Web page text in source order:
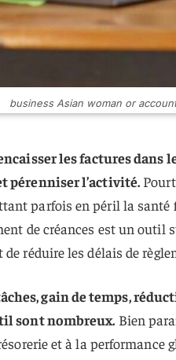
business Asian woman or
les factures dans
pérenniser l’activité.
parfois en péril la santé
de créances est un outil
de réduire les délais de
gain de temps,
sont nombreux. Bien
et à la performance